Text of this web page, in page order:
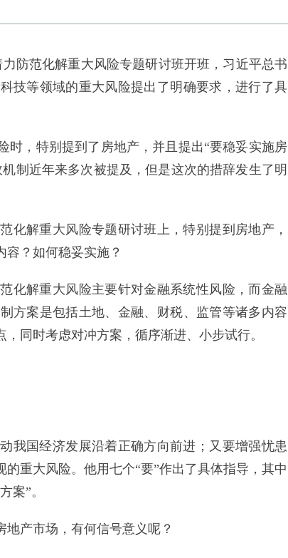
范化解重大风险专题研讨班开班，习近平总书
技等领域的重大风险提出了明确要求，进行了具
，特别提到了房地产，并且提出“要稳妥实施房
制近年来多次被提及，但是这次的措辞发生了明
解重大风险专题研讨班上，特别提到房地产，
？如何稳妥实施？
解重大风险主要针对金融系统性风险，而金融
方案是包括土地、金融、财税、监管等诸多内容
同时考虑对冲方案，循序渐进、小步试行。
国经济发展沿着正确方向前进；又要增强忧患
重大风险。他用七个“要”作出了具体指导，其中
案”。
产市场，有何信号意义呢？